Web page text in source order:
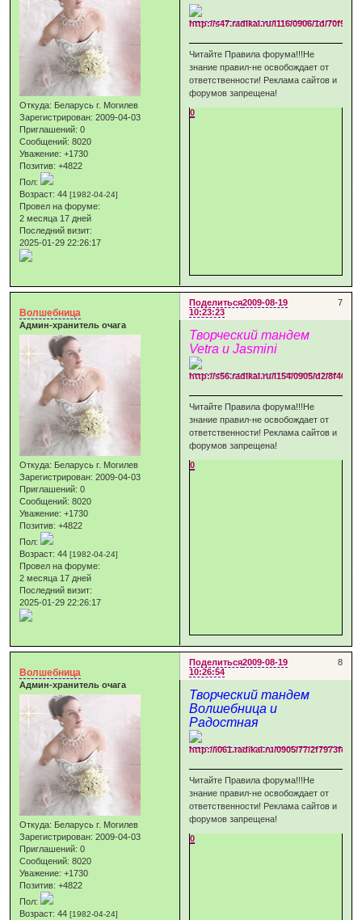
Откуда: Беларусь г. Могилев
Зарегистрирован: 2009-04-03
Приглашений: 0
Сообщений: 8020
Уважение: +1730
Позитив: +4822
Пол:
Возраст: 44[1982-04-24]
Провел на форуме:
2 месяца 17 дней
Последний визит:
2025-01-29 22:26:17
Читайте Правила форума!!!Не
знание правил-не освобождает от
ответственности! Реклама сайтов и
форумов запрещена!
0
Поделиться 7
2009-08-19
10:23:23
Волшебница
Админ-хранитель очага
Откуда: Беларусь г. Могилев
Зарегистрирован: 2009-04-03
Приглашений: 0
Сообщений: 8020
Уважение: +1730
Позитив: +4822
Пол:
Возраст: 44[1982-04-24]
Провел на форуме:
2 месяца 17 дней
Последний визит:
2025-01-29 22:26:17
Творческий тандем
Vetra и Jasmini
Читайте Правила форума!!!Не
знание правил-не освобождает от
ответственности! Реклама сайтов и
форумов запрещена!
0
Поделиться 8
2009-08-19
10:26:54
Волшебница
Админ-хранитель очага
Откуда: Беларусь г. Могилев
Зарегистрирован: 2009-04-03
Приглашений: 0
Сообщений: 8020
Уважение: +1730
Позитив: +4822
Пол:
Возраст: 44[1982-04-24]
Творческий тандем
Волшебница и
Радостная
Читайте Правила форума!!!Не
знание правил-не освобождает от
ответственности! Реклама сайтов и
форумов запрещена!
0